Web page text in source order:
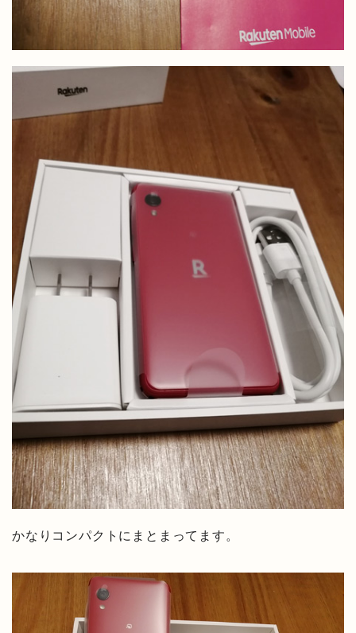
かなりコンパクトにまとまってます。